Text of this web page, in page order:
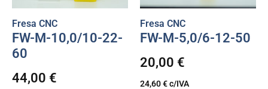
Fresa CNC
FW-M-10,0/10-22-
60
44,00 €
Fresa CNC
FW-M-5,0/6-12-50
20,00 €
24,60€c/IVA